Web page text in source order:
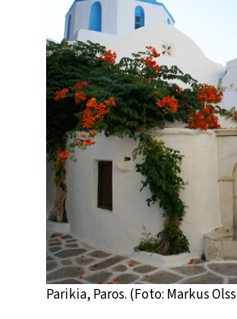
Parikia, Paros. (Foto: Markus